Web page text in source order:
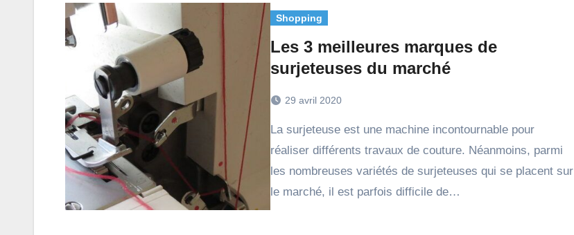
Shopping
Les 3 meilleures marques de
surjeteuses du marché
29 avril 2020
La surjeteuse est une machine incontournable pour
réaliser différents travaux de couture. Néanmoins, parmi
les nombreuses variétés de surjeteuses qui se placent sur
le marché, il est parfois difficile de…